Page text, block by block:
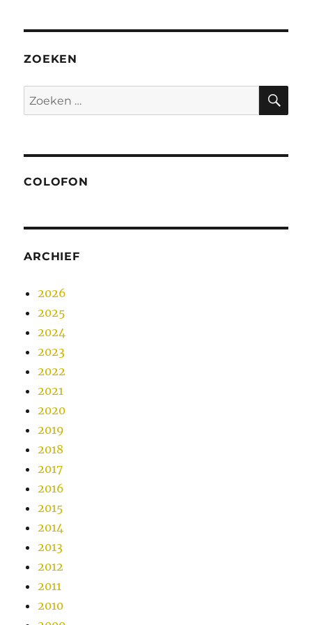
ZOEKEN
Zoeken
naar:
COLOFON
ARCHIEF
2026
2025
2024
2023
2022
2021
2020
2019
2018
2017
2016
2015
2014
2013
2012
2011
2010